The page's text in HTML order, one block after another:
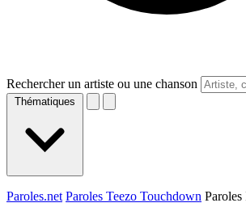
Rechercher un artiste ou une chanson
Thématiques
Paroles.net Paroles Teezo Touchdown Paroles